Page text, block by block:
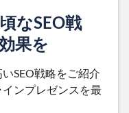
なSEO戦
果を
SEO戦略をご紹介
ンプレゼンスを最